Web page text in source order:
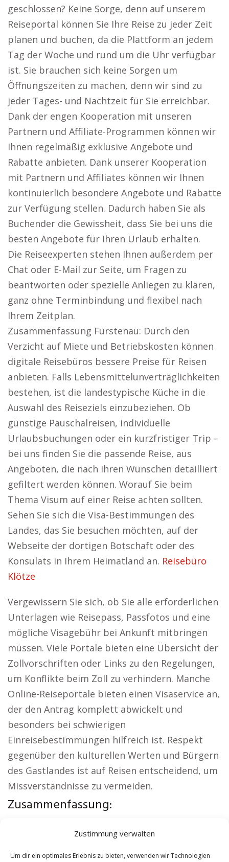
Zustimmung verwalten
Um dir ein optimales Erlebnis zu bieten, verwenden wir Technologien
geschlossen? Keine Sorge, denn auf unserem
Reiseportal können Sie Ihre Reise zu jeder Zeit
planen und buchen, da die Plattform an jedem
Tag der Woche und rund um die Uhr verfügbar
ist. Sie brauchen sich keine Sorgen um
Öffnungszeiten zu machen, denn wir sind zu
jeder Tages- und Nachtzeit für Sie erreichbar.
Dank der engen Kooperation mit unseren
Partnern und Affiliate-Programmen können wir
Ihnen regelmäßig exklusive Angebote und
Rabatte anbieten. Dank unserer Kooperation
mit Partnern und Affiliates können wir Ihnen
kontinuierlich besondere Angebote und Rabatte
zur Verfügung stellen. Dadurch haben Sie als
Buchender die Gewissheit, dass Sie bei uns die
besten Angebote für Ihren Urlaub erhalten.
Die Reiseexperten stehen Ihnen außerdem per
Chat oder E-Mail zur Seite, um Fragen zu
beantworten oder spezielle Anliegen zu klären,
ganz ohne Terminbindung und flexibel nach
Ihrem Zeitplan.
Zusammenfassung Fürstenau: Durch den
Verzicht auf Miete und Betriebskosten können
digitale Reisebüros bessere Preise für Reisen
anbieten. Falls Lebensmittelunverträglichkeiten
bestehen, ist die landestypische Küche in die
Auswahl des Reiseziels einzubeziehen. Ob
günstige Pauschalreisen, individuelle
Urlaubsbuchungen oder ein kurzfristiger Trip –
bei uns finden Sie die passende Reise, aus
Angeboten, die nach Ihren Wünschen detailliert
gefiltert werden können. Worauf Sie beim
Thema Visum auf einer Reise achten sollten.
Sehen Sie sich die Visa-Bestimmungen des
Landes, das Sie besuchen möchten, auf der
Webseite der dortigen Botschaft oder des
Konsulats in Ihrem Heimatland an. Reisebüro
Klötze
Vergewissern Sie sich, ob Sie alle erforderlichen
Unterlagen wie Reisepass, Passfotos und eine
mögliche Visagebühr bei Ankunft mitbringen
müssen. Viele Portale bieten eine Übersicht der
Zollvorschriften oder Links zu den Regelungen,
um Konflikte beim Zoll zu verhindern. Manche
Online-Reiseportale bieten einen Visaservice an,
der den Antrag komplett abwickelt und
besonders bei schwierigen
Einreisebestimmungen hilfreich ist. Respekt
gegenüber den kulturellen Werten und Bürgern
des Gastlandes ist auf Reisen entscheidend, um
Missverständnisse zu vermeiden.
Zusammenfassung:
Wohnung mieten Fürstenau|Kirche
Fürstenau|Reisebüro Fürstenau|